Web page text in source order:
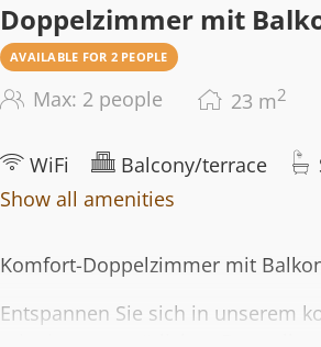
Doppelzimmer mit
AVAILABLE FOR 2 PEOPLE
Max: 2 people 23 m2
WiFi Balcony/terrace
Show all amenities
Komfort-Doppelzimmer mit
Entspannen Sie sich in unserem